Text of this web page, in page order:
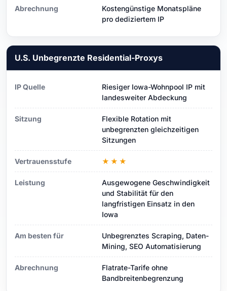
Abrechnung
Kostengünstige Monatspläne
pro dediziertem IP
U.S. Unbegrenzte Residential-Proxys
IP Quelle
Riesiger Iowa-Wohnpool IP mit
landesweiter Abdeckung
Sitzung
Flexible Rotation mit
unbegrenzten gleichzeitigen
Sitzungen
Vertrauensstufe ★★★
Leistung
Ausgewogene Geschwindigkeit
und Stabilität für den
langfristigen Einsatz in den
Iowa
Am besten für
Unbegrenztes Scraping, Daten-
Mining, SEO Automatisierung
Abrechnung
Flatrate-Tarife ohne
Bandbreitenbegrenzung